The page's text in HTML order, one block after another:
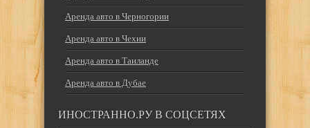
Аренда авто в Черногории
Аренда авто в Чехии
Аренда авто в Таиланде
Аренда авто в Дубае
ИНОСТРАННО.РУ В СОЦСЕТЯХ